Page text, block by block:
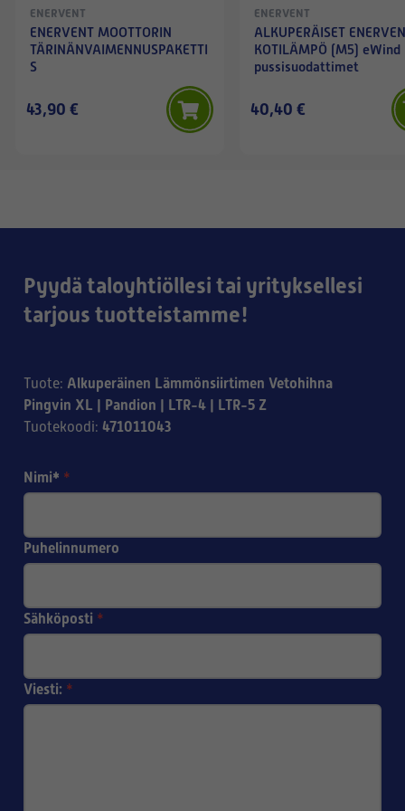
ENERVENT
ENERVENT MOOTTORIN
TÄRINÄNVAIMENNUSPAKETTI
S
43,90 €
ENERVENT
ALKUPERÄISET
KOTILÄMPÖ (M5)
pussisuodattimet
40,40 €
Pyydä taloyhtiöllesi tai yrityksellesi
tarjous tuotteistamme!
Tuote: Alkuperäinen Lämmönsiirtimen Vetohihna
Pingvin XL | Pandion | LTR-4 | LTR-5 Z
Tuotekoodi: 471011043
Nimi* *
Puhelinnumero
Sähköposti *
Viesti: *